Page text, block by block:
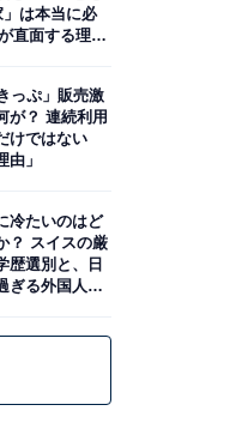
は本当に必
直面する理想
っぷ」販売激
が？ 連続利用
けではない
由」
冷たいのはど
？ スイスの厳
歴選別と、日
ぎる外国人政